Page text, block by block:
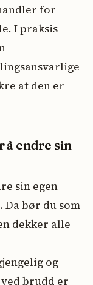
for
I praksis
at den er
å endre sin
sin egen
bør du som
dekker alle
og
brudd er